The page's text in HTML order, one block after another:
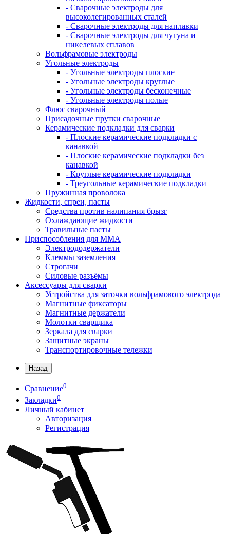
- Сварочные электроды для
высоколегированных сталей
- Сварочные электроды для наплавки
- Сварочные электроды для чугуна и
никелевых сплавов
Вольфрамовые электроды
Угольные электроды
- Угольные электроды плоские
- Угольные электроды круглые
- Угольные электроды бесконечные
- Угольные электроды полые
Флюс сварочный
Присадочные прутки сварочные
Керамические подкладки для сварки
- Плоские керамические подкладки с
канавкой
- Плоские керамические подкладки без
канавкой
- Круглые керамические подкладки
- Треугольные керамические подкладки
Пружинная проволока
Жидкости, спреи, пасты
Средства против налипания брызг
Охлаждающие жидкости
Травильные пасты
Приспособления для ММА
Электрододержатели
Клеммы заземления
Строгачи
Силовые разъёмы
Аксессуары для сварки
Устройства для заточки вольфрамового электрода
Магнитные фиксаторы
Магнитные держатели
Молотки сварщика
Зеркала для сварки
Защитные экраны
Транспортировочные тележки
Назад
Сравнение0
Закладки0
Личный кабинет
Авторизация
Регистрация